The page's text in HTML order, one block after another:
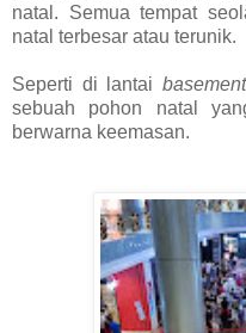
natal. Semua tempat
natal terbesar atau terunik.
Seperti di lantaibasement
sebuah pohon natal
berwarna keemasan.